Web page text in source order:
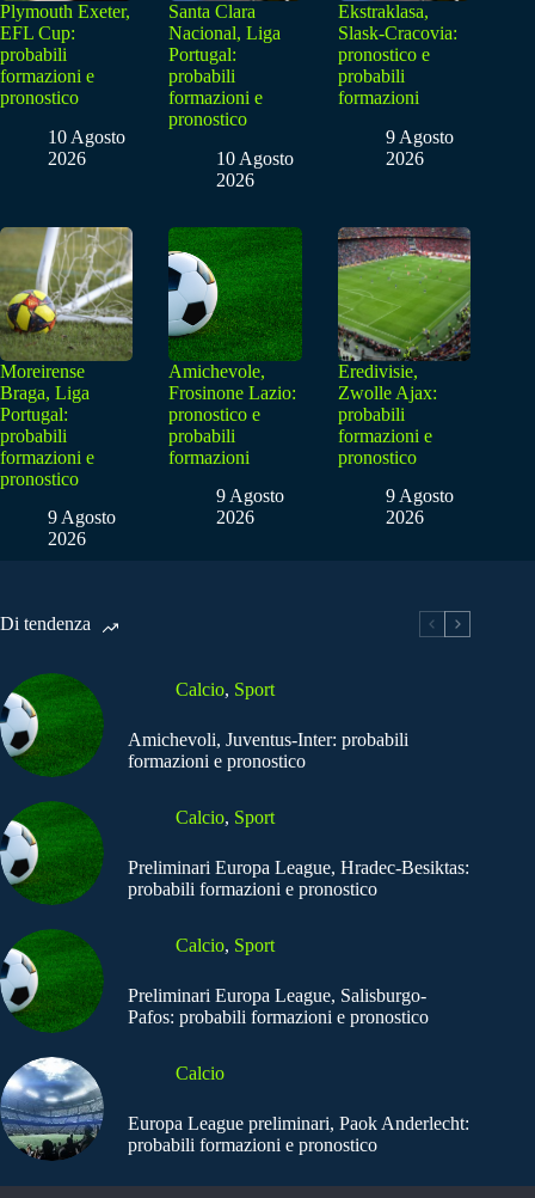
Plymouth Exeter,
EFL Cup:
probabili
formazioni e
pronostico
10 Agosto
2026
Santa Clara
Nacional, Liga
Portugal:
probabili
formazioni e
pronostico
10 Agosto
2026
Ekstraklasa,
Slask-Cracovia:
pronostico e
probabili
formazioni
9 Agosto
2026
Moreirense
Braga, Liga
Portugal:
probabili
formazioni e
pronostico
9 Agosto
2026
Amichevole,
Frosinone Lazio:
pronostico e
probabili
formazioni
9 Agosto
2026
Eredivisie,
Zwolle Ajax:
probabili
formazioni e
pronostico
9 Agosto
2026
Di tendenza
Calcio, Sport
Amichevoli, Juventus-Inter: probabili
formazioni e pronostico
Calcio, Sport
Preliminari Europa League, Hradec-Besiktas:
probabili formazioni e pronostico
Calcio, Sport
Preliminari Europa League, Salisburgo-
Pafos: probabili formazioni e pronostico
Calcio
Europa League preliminari, Paok Anderlecht:
probabili formazioni e pronostico